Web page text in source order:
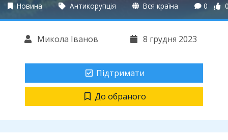
Новина Антикорупція Вся країна 0
Микола Іванов 8 грудня 2023
Підтримати
До обраного